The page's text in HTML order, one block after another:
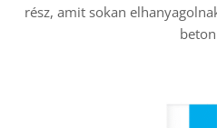
rész, amit sokan